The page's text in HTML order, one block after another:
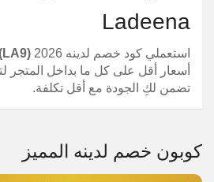
Ladeena
استعملي كود خصم لدينه 2026 (LA9)
أسعار أقل على كل ما بداخل المتجر
تضمن لكِ الجودة مع أقل تكلفة.
كوبون خصم لدينه المميز